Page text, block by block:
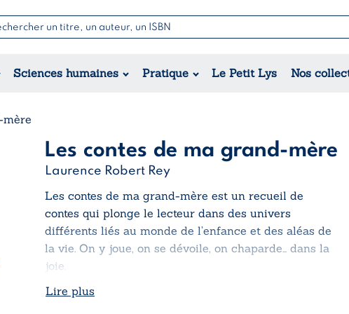
Sciences humaines Pratique Le Petit Lys Nos
Romance
Jeunesse
Théâtre
mère
Les contes de ma grand-mère
Laurence Robert Rey
Les contes de ma grand-mère est un recueil de
contes qui plonge le lecteur dans des univers
différents liés au monde de l’enfance et des aléas de
la vie. On y joue, on se dévoile, on chaparde… dans la
joie.
Lire plus